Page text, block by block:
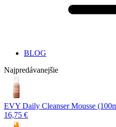
BLOG
Najpredávanejšie
EVY Daily Cleanser Mousse
16,75 €